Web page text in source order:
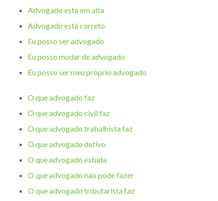
Advogado esta em alta
Advogado está correto
Eu posso ser advogado
Eu posso mudar de advogado
Eu posso ser meu próprio advogado
O que advogado faz
O que advogado civil faz
O que advogado trabalhista faz
O que advogado dativo
O que advogado estuda
O que advogado nao pode fazer
O que advogado tributarista faz